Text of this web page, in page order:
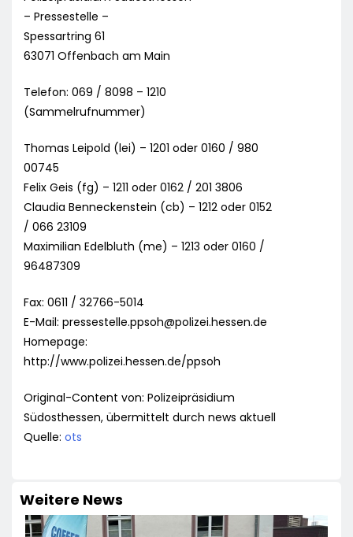
– Pressestelle –
Spessartring 61
63071 Offenbach am Main
Telefon: 069 / 8098 – 1210
(Sammelrufnummer)
Thomas Leipold (lei) – 1201 oder 0160 / 980
00745
Felix Geis (fg) – 1211 oder 0162 / 201 3806
Claudia Benneckenstein (cb) – 1212 oder 0152
/ 066 23109
Maximilian Edelbluth (me) – 1213 oder 0160 /
96487309
Fax: 0611 / 32766-5014
E-Mail: pressestelle.ppsoh@polizei.hessen.de
Homepage:
http://www.polizei.hessen.de/ppsoh
Original-Content von: Polizeipräsidium
Südosthessen, übermittelt durch news aktuell
Quelle: ots
Weitere News